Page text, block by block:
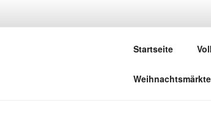
Startseite
Weihnachtsmärkte